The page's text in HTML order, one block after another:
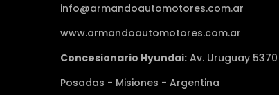
info@armandoautomotores.com.ar
www.armandoautomotores.com.ar
Concesionario Hyundai: Av. Uruguay 5370
Posadas - Misiones - Argentina